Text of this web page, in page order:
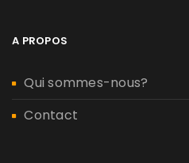
A PROPOS
Qui sommes-nous?
Contact